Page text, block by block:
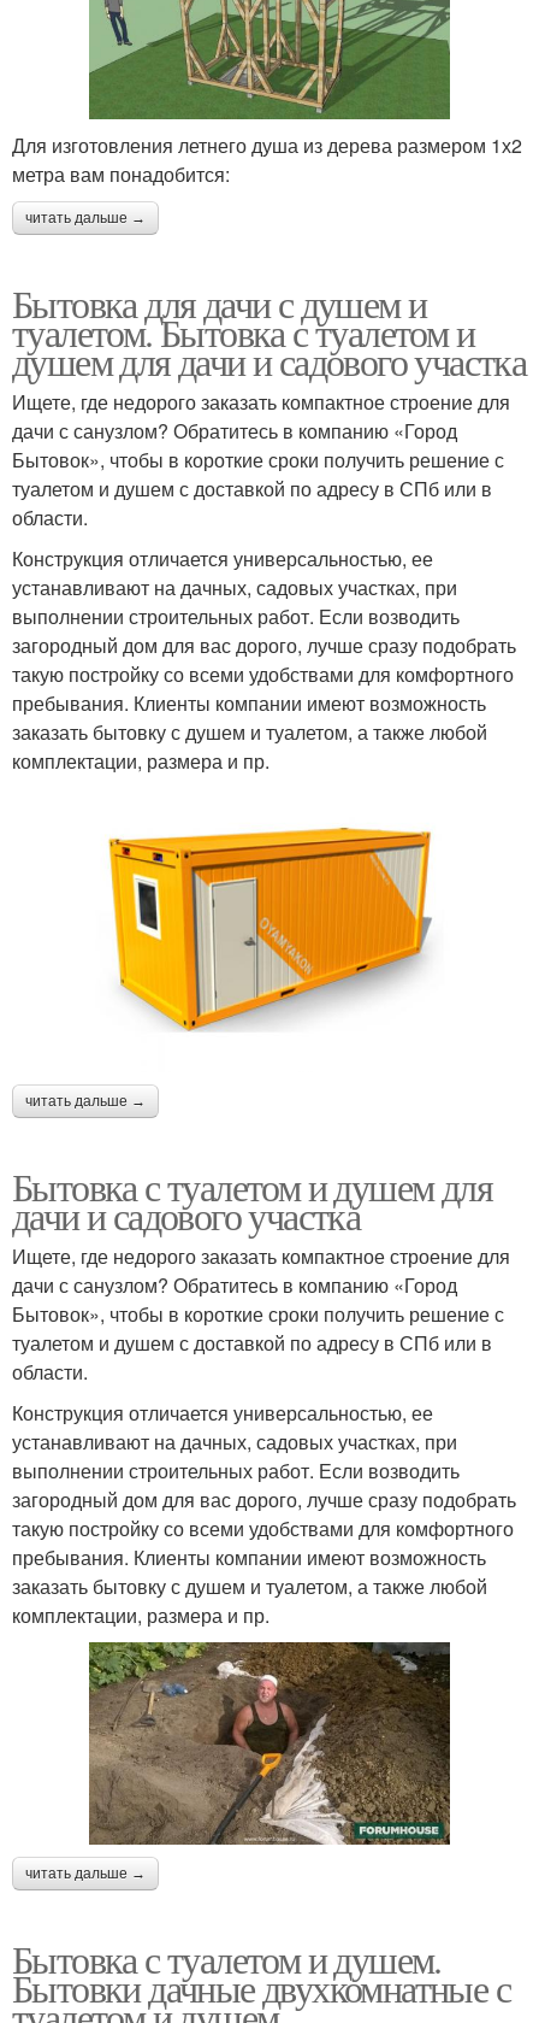
Для изготовления летнего душа из дерева размером 1х2
метра вам понадобится:
читать дальше →
Бытовка для дачи с душем и
туалетом. Бытовка с туалетом и
душем для дачи и садового участка
Ищете, где недорого заказать компактное строение для
дачи с санузлом? Обратитесь в компанию «Город
Бытовок», чтобы в короткие сроки получить решение с
туалетом и душем с доставкой по адресу в СПб или в
области.
Конструкция отличается универсальностью, ее
устанавливают на дачных, садовых участках, при
выполнении строительных работ. Если возводить
загородный дом для вас дорого, лучше сразу подобрать
такую постройку со всеми удобствами для комфортного
пребывания. Клиенты компании имеют возможность
заказать бытовку с душем и туалетом, а также любой
комплектации, размера и пр.
читать дальше →
Бытовка с туалетом и душем для
дачи и садового участка
Ищете, где недорого заказать компактное строение для
дачи с санузлом? Обратитесь в компанию «Город
Бытовок», чтобы в короткие сроки получить решение с
туалетом и душем с доставкой по адресу в СПб или в
области.
Конструкция отличается универсальностью, ее
устанавливают на дачных, садовых участках, при
выполнении строительных работ. Если возводить
загородный дом для вас дорого, лучше сразу подобрать
такую постройку со всеми удобствами для комфортного
пребывания. Клиенты компании имеют возможность
заказать бытовку с душем и туалетом, а также любой
комплектации, размера и пр.
читать дальше →
Бытовка с туалетом и душем.
Бытовки дачные двухкомнатные с